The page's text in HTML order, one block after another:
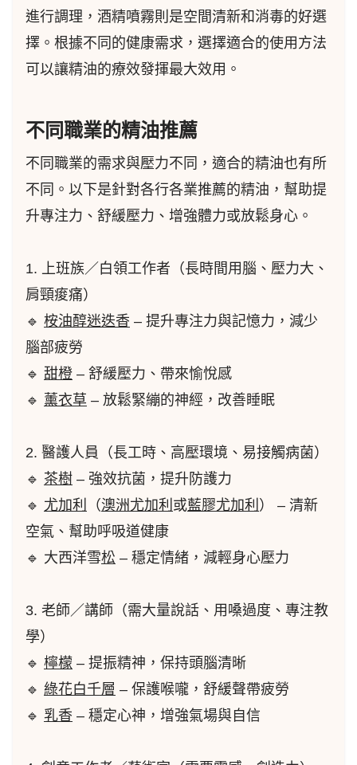
進行調理，酒精噴霧則是空間清新和消毒的好選
擇。根據不同的健康需求，選擇適合的使用方法
可以讓精油的療效發揮最大效用。
不同職業的精油推薦
不同職業的需求與壓力不同，適合的精油也有所
不同。以下是針對各行各業推薦的精油，幫助提
升專注力、舒緩壓力、增強體力或放鬆身心。
1. 上班族／白領工作者（長時間用腦、壓力大、
肩頸痠痛）
🔹 桉油醇迷迭香 – 提升專注力與記憶力，減少
腦部疲勞
🔹 甜橙 – 舒緩壓力、帶來愉悅感
🔹 薰衣草 – 放鬆緊繃的神經，改善睡眠
2. 醫護人員（長工時、高壓環境、易接觸病菌）
🔹 茶樹 – 強效抗菌，提升防護力
🔹 尤加利 （澳洲尤加利 或藍膠尤加利 ） – 清新
空氣、幫助呼吸道健康
🔹 大西洋雪松 – 穩定情緒，減輕身心壓力
3. 老師／講師（需大量說話、用嗓過度、專注教
學）
🔹 檸檬 – 提振精神，保持頭腦清晰
🔹 綠花白千層 – 保護喉嚨，舒緩聲帶疲勞
🔹 乳香 – 穩定心神，增強氣場與自信